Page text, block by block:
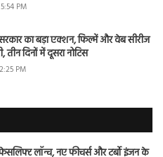
PM
का बड़ा एक्शन, फिल्में और वेब सीरीज
तीन दिनों में दूसरा नोटिस
PM
फेसलिफ्ट लॉन्च, नए फीचर्स और टर्बो इंजन के